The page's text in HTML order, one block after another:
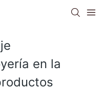
en la